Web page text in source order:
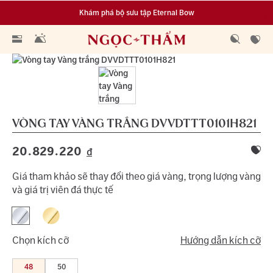
Khám phá bộ sưu tập Eternal Bow
Đa dạng lựa chọn tích luỹ từ 0.1 chỉ vàng 999.9
VÒNG TAY VÀNG TRẮNG DVVDTTT0101H821
20.829.220 đ
Giá tham khảo sẽ thay đổi theo giá vàng, trọng lượng vàng
và giá trị viên đá thực tế
Chọn kích cỡ Hướng dẫn kích cỡ
48 50